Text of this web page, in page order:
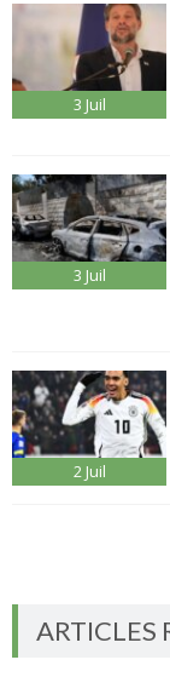
3 Juil
3 Juil
2 Juil
ARTICLES